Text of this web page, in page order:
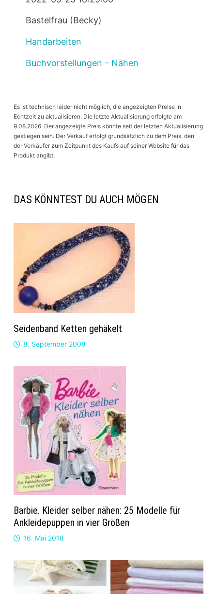
Bastelfrau (Becky)
Handarbeiten
Buchvorstellungen – Nähen
Es ist technisch leider nicht möglich, die angezeigten Preise in
Echtzeit zu aktualisieren. Die letzte Aktualisierung erfolgte am
9.08.2026. Der angezeigte Preis könnte seit der letzten Aktualisierung
gestiegen sein. Der Verkauf erfolgt grundsätzlich zu dem Preis, den
der Verkäufer zum Zeitpunkt des Kaufs auf seiner Website für das
Produkt angibt.
DAS KÖNNTEST DU AUCH MÖGEN
Seidenband Ketten gehäkelt
8. September 2008
Barbie. Kleider selber nähen: 25 Modelle für
Ankleidepuppen in vier Größen
16. Mai 2018